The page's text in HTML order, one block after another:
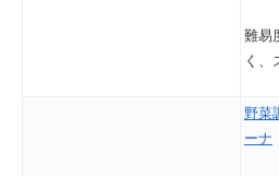
難易
く、
野菜
ーナ